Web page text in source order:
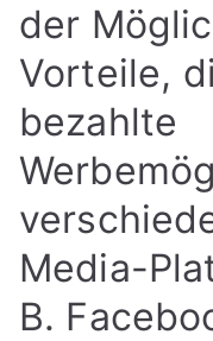
der
Vorteile,
bezahlte
Media-
B.